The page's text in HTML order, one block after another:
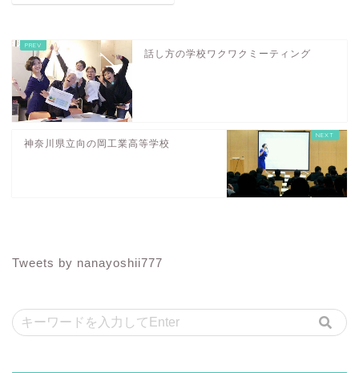
話し方の学校ワクワクミーティング
神奈川県立向の岡工業高等学校
Tweets by nanayoshii777